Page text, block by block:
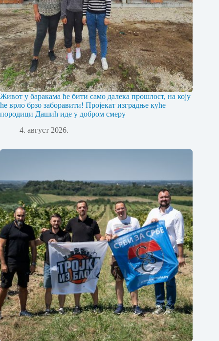
Живот у баракама ће бити само далека прошлост, на коју
ће врло брзо заборавити! Пројекат изградње куће
породици Дашић иде у добром смеру
4. август 2026.